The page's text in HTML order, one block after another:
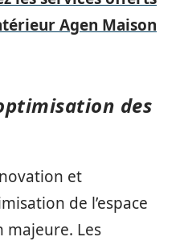
Agen Maison
des
et
de l’espace
majeure. Les